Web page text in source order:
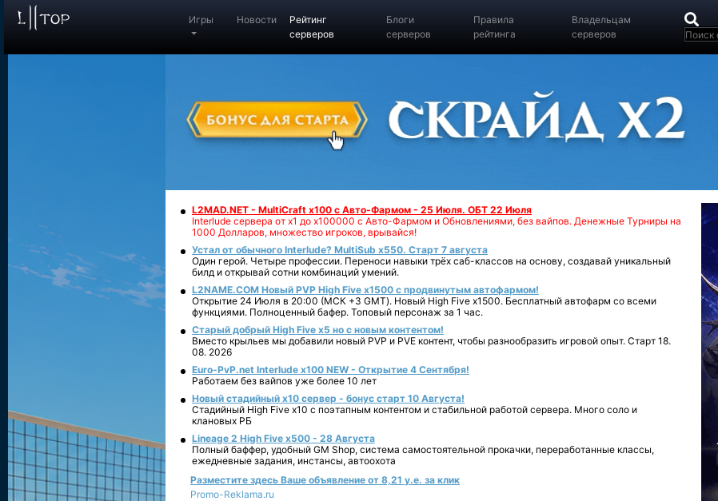
Игры Новости
Рейтинг
серверов
Блоги
серверов
Правила
рейтинга
Владельцам
серверов
L2MAD.NET - MultiCraft x100 с Авто-Фармом - 25 Июля. ОБТ 22 Июля
Interlude сервера от х1 до х100000 с Авто-Фармом и Обновлениями, без вайпов. Денежные Турниры на
1000 Долларов, множество игроков, врывайся!
Устал от обычного Interlude? MultiSub x550. Старт 7 августа
Один герой. Четыре профессии. Переноси навыки трёх саб-классов на основу, создавай уникальный
билд и открывай сотни комбинаций умений.
L2NAME.COM Новый PVP High Five x1500 с продвинутым автофармом!
Открытие 24 Июля в 20:00 (МСК +3 GMT). Новый High Five x1500. Бесплатный автофарм со всеми
функциями. Полноценный бафер. Топовый персонаж за 1 час.
Старый добрый High Five x5 но с новым контентом!
Вместо крыльев мы добавили новый PVP и PVE контент, чтобы разнообразить игровой опыт. Старт 18.
08. 2026
Euro-PvP.net Interlude х100 NEW - Открытие 4 Сентября!
Работаем без вайпов уже более 10 лет
Новый стадийный х10 сервер - бонус старт 10 Августа!
Стадийный High Five x10 с поэтапным контентом и стабильной работой сервера. Много соло и
клановых РБ
Lineage 2 High Five x500 - 28 Августа
Полный баффер, удобный GM Shop, система самостоятельной прокачки, переработанные классы,
ежедневные задания, инстансы, автоохота
Разместите здесь Ваше объявление от 8,21 у.е. за клик
Promo-Reklama.ru